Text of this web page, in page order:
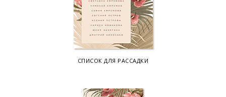
СПИСОК ДЛЯ РАССАДКИ